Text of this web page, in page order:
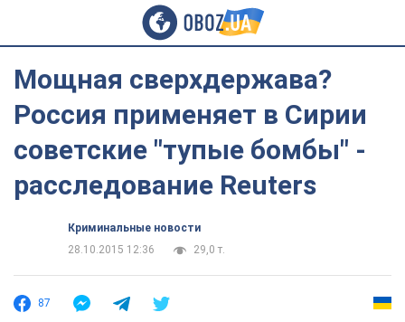
Мощная сверхдержава?
Россия применяет в Сирии
советские "тупые бомбы" -
расследование Reuters
Криминальные новости
28.10.2015 12:36
29,0 т.
87